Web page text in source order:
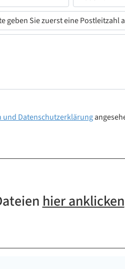
Datenschutzerklärung
hier anklicken